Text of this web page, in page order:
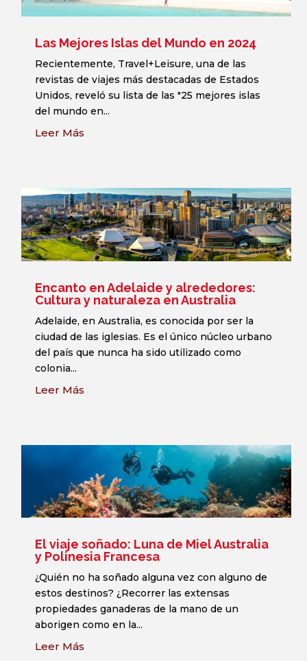
Las Mejores Islas del Mundo en 2024
Recientemente, Travel+Leisure, una de las
revistas de viajes más destacadas de Estados
Unidos, reveló su lista de las "25 mejores islas
del mundo en...
Leer Más
Encanto en Adelaide y alrededores:
Cultura y naturaleza en Australia
Adelaide, en Australia, es conocida por ser la
ciudad de las iglesias. Es el único núcleo urbano
del país que nunca ha sido utilizado como
colonia...
Leer Más
El viaje soñado: Luna de Miel Australia
y Polinesia Francesa
¿Quién no ha soñado alguna vez con alguno de
estos destinos? ¿Recorrer las extensas
propiedades ganaderas de la mano de un
aborigen como en la...
Leer Más